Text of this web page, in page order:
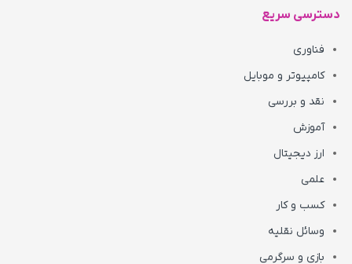
دسترسی سریع
فناوری
کامپیوتر و موبایل
نقد و بررسی
آموزش
ارز دیجیتال
علمی
کسب و کار
وسائل نقلیه
بازی و سرگرمی